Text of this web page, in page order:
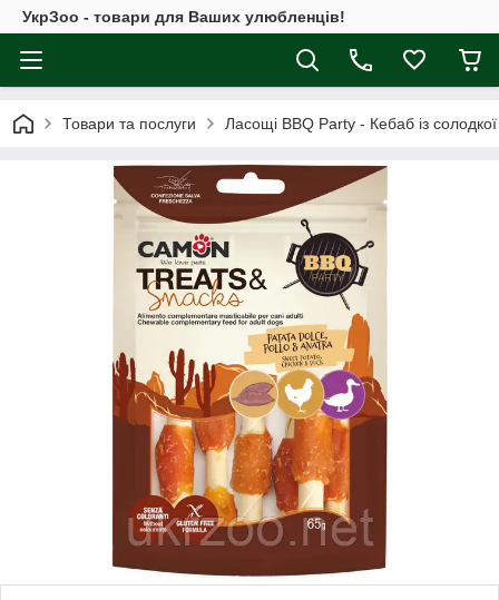
УкрЗоо - товари для Ваших улюбленців!
Товари та послуги Ласощі BBQ Party - Кебаб із